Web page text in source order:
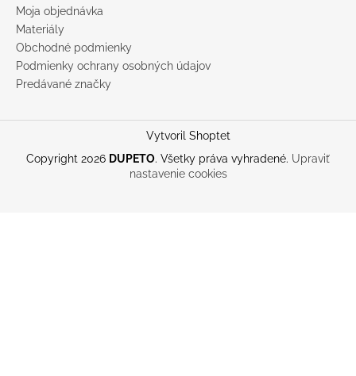
Moja objednávka
Materiály
Obchodné podmienky
Podmienky ochrany osobných údajov
Predávané značky
Vytvoril Shoptet
Copyright 2026 DUPETO. Všetky práva vyhradené. Upraviť
nastavenie cookies